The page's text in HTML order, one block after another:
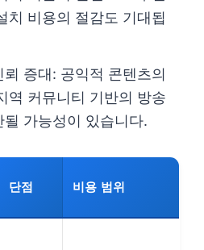
치 비용의 절감도 기대됩
증대: 공익적 콘텐츠의
역 커뮤니티 기반의 방송
가능성이 있습니다.
단점 비용 범위